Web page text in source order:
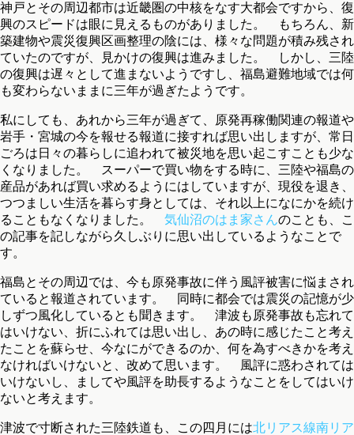
神戸とその周辺都市は近畿圏の中核をなす大都会ですから、復
興のスピードは眼に見えるものがありました。 もちろん、新
築建物や震災復興区画整理の陰には、様々な問題が積み残され
ていたのですが、見かけの復興は進みました。 しかし、三陸
の復興は遅々として進まないようですし、福島避難地域では何
も変わらないままに三年が過ぎたようです。
私にしても、あれから三年が過ぎて、原発再稼働関連の報道や
岩手・宮城の今を報せる報道に接すれば思い出しますが、常日
ごろは日々の暮らしに追われて被災地を思い起こすことも少な
くなりました。 スーパーで買い物をする時に、三陸や福島の
産品があれば買い求めるようにはしていますが、現役を退き、
つつましい生活を暮らす身としては、それ以上になにかを続け
ることもなくなりました。 気仙沼のはま家さんのことも、こ
の記事を記しながら久しぶりに思い出しているようなことで
す。
福島とその周辺では、今も原発事故に伴う風評被害に悩まされ
ていると報道されています。 同時に都会では震災の記憶が少
しずつ風化しているとも聞きます。 津波も原発事故も忘れて
はいけない、折にふれては思い出し、あの時に感じたこと考え
たことを蘇らせ、今なにができるのか、何を為すべきかを考え
なければいけないと、改めて思います。 風評に惑わされては
いけないし、ましてや風評を助長するようなことをしてはいけ
ないと考えます。
津波で寸断された三陸鉄道も、この四月には北リアス線南リア